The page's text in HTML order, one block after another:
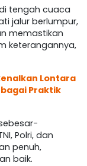
tengah cuaca
jalur berlumpur,
memastikan
keterangannya,
Lontara
Praktik
Polri, dan
penuh,
baik.